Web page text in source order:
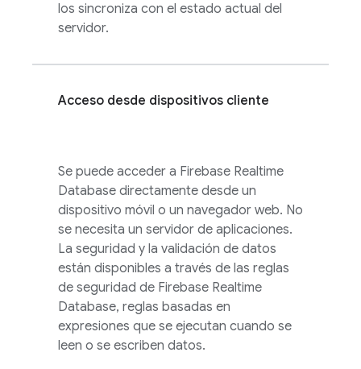
los sincroniza con el estado actual del
servidor.
Acceso desde dispositivos cliente
Se puede acceder a Firebase Realtime
Database directamente desde un
dispositivo móvil o un navegador web. No
se necesita un servidor de aplicaciones.
La seguridad y la validación de datos
están disponibles a través de las reglas
de seguridad de Firebase Realtime
Database, reglas basadas en
expresiones que se ejecutan cuando se
leen o se escriben datos.